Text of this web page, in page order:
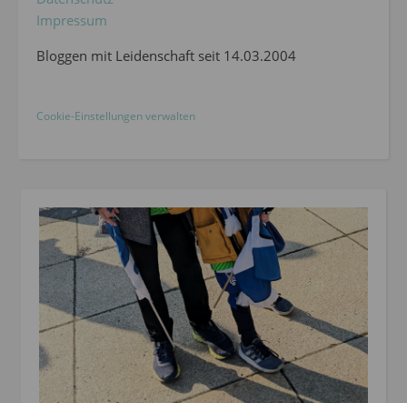
Impressum
Bloggen mit Leidenschaft seit 14.03.2004
Cookie-Einstellungen verwalten